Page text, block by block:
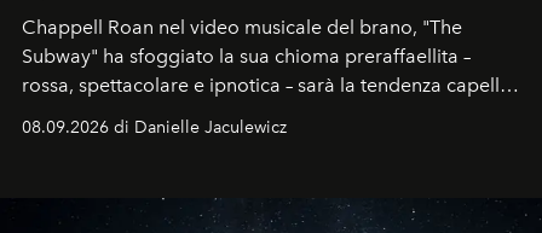
Chappell Roan nel video musicale del brano, "The
Subway" ha sfoggiato la sua chioma preraffaellita –
rossa, spettacolare e ipnotica – sarà la tendenza capelli
08.09.2026 di Danielle Jaculewicz